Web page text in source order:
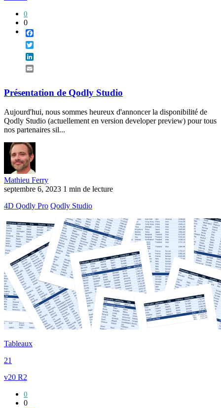
0
0
Présentation de Qodly Studio
Aujourd'hui, nous sommes heureux d'annoncer la disponibilité de
Qodly Studio (actuellement en version developer preview) pour tous
nos partenaires sil...
Mathieu Ferry
septembre 6, 2023 1 min de lecture
4D Qodly Pro Qodly Studio
Tableaux
21
v20 R2
0
0